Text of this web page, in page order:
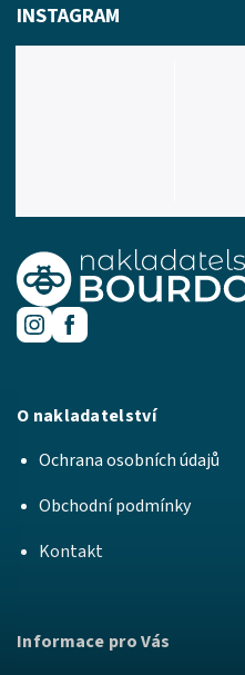
O nakladatelství
Ochrana osobních údajů
Obchodní podmínky
Kontakt
Informace pro Vás
INSTAGRAM